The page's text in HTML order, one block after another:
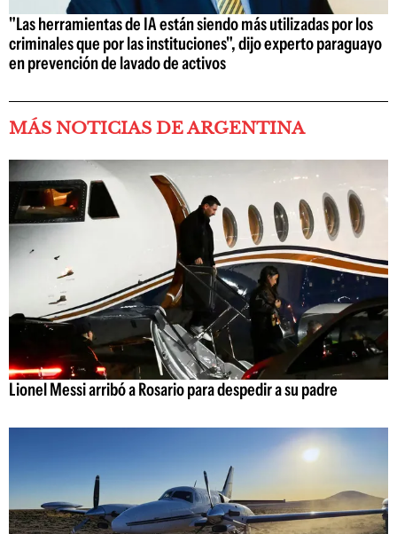
"Las herramientas de IA están siendo más utilizadas por los
criminales que por las instituciones", dijo experto paraguayo
en prevención de lavado de activos
MÁS NOTICIAS DE ARGENTINA
Lionel Messi arribó a Rosario para despedir a su padre